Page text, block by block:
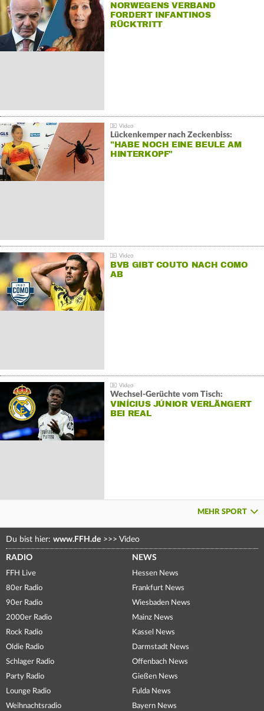
NORWEGENS VERBAND
FORDERT INFANTINOS
RÜCKTRITT
Lückenkemper nach Zeckenbiss:
"HABE NOCH EINE BEULE AM
HINTERKOPF"
BVB GIBT COUTO NACH COMO
AB
Wechsel-Gerüchte vom Tisch:
VINÍCIUS JÚNIOR VERLÄNGERT
BEI REAL
MEHR SPORT
Du bist hier: www.FFH.de >>> Video
RADIO
FFH Live
80er Radio
90er Radio
2000er Radio
Rock Radio
Oldie Radio
Schlager Radio
Party Radio
Lounge Radio
Weihnachtsradio
NEWS
Hessen News
Frankfurt News
Wiesbaden News
Mainz News
Kassel News
Darmstadt News
Offenbach News
Gießen News
Fulda News
Bayern News